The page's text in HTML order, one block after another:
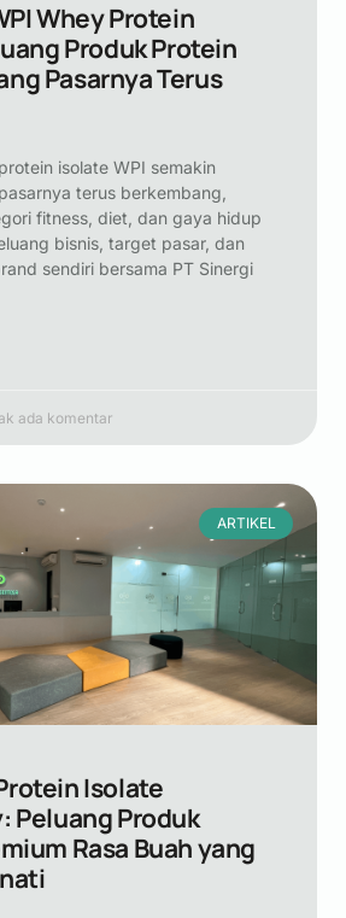
Whey Protein
Produk Protein
Pasarnya Terus
isolate WPI semakin
terus berkembang,
fitness, diet, dan gaya hidup
bisnis, target pasar, dan
sendiri bersama PT Sinergi
ada komentar
ARTIKEL
Isolate
Peluang Produk
Rasa Buah yang